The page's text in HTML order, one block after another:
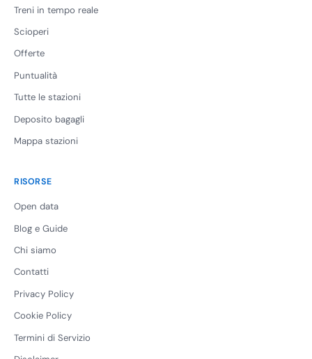
Treni in tempo reale
Scioperi
Offerte
Puntualità
Tutte le stazioni
Deposito bagagli
Mappa stazioni
RISORSE
Open data
Blog e Guide
Chi siamo
Contatti
Privacy Policy
Cookie Policy
Termini di Servizio